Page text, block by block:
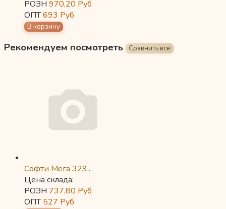
РОЗН 970,20 Руб
ОПТ693 Руб
Рекомендуем посмотреть
Софти Мега 329...
Цена склада:
РОЗН 737,80 Руб
ОПТ527 Руб